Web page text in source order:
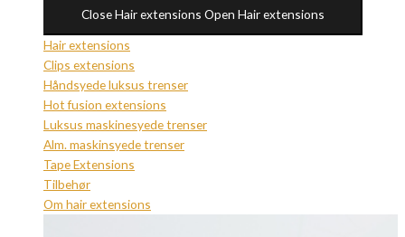
Close Hair extensions Open Hair extensions
Hair extensions
Clips extensions
Håndsyede luksus trenser
Hot fusion extensions
Luksus maskinesyede trenser
Alm. maskinsyede trenser
Tape Extensions
Tilbehør
Om hair extensions